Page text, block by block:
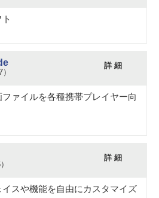
詳 細
ァイルを各種携帯プレイヤー向
詳 細
スや機能を自由にカスタマイズ